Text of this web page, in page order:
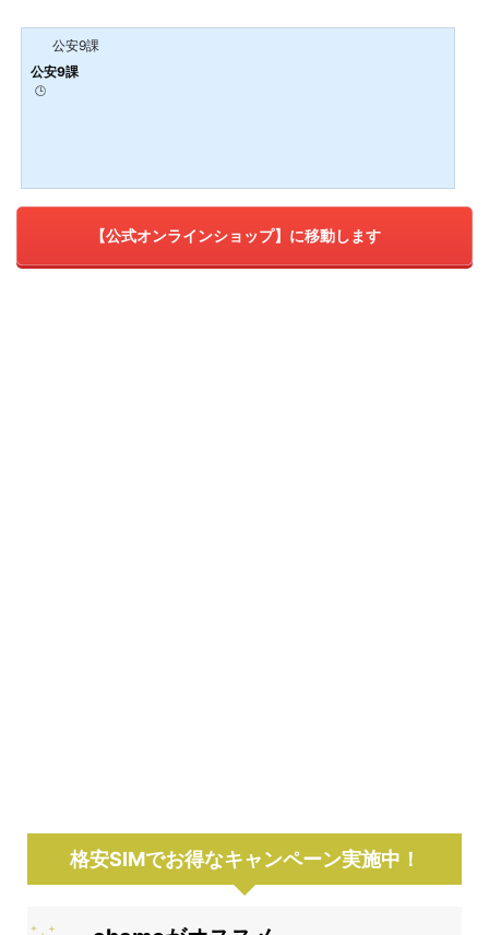
公安9課
公安9課
🕒️
【公式オンラインショップ】に移動します
格安SIMでお得なキャンペーン実施中！